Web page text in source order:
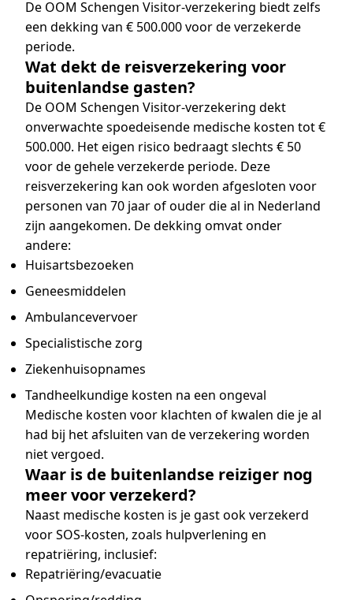
De OOM Schengen Visitor-verzekering biedt zelfs
een dekking van € 500.000 voor de verzekerde
periode.
Wat dekt de reisverzekering voor
buitenlandse gasten?
De OOM Schengen Visitor-verzekering dekt
onverwachte spoedeisende medische kosten tot €
500.000. Het eigen risico bedraagt slechts € 50
voor de gehele verzekerde periode. Deze
reisverzekering kan ook worden afgesloten voor
personen van 70 jaar of ouder die al in Nederland
zijn aangekomen. De dekking omvat onder
andere:
Huisartsbezoeken
Geneesmiddelen
Ambulancevervoer
Specialistische zorg
Ziekenhuisopnames
Tandheelkundige kosten na een ongeval
Medische kosten voor klachten of kwalen die je al
had bij het afsluiten van de verzekering worden
niet vergoed.
Waar is de buitenlandse reiziger nog
meer voor verzekerd?
Naast medische kosten is je gast ook verzekerd
voor SOS-kosten, zoals hulpverlening en
repatriëring, inclusief:
Repatriëring/evacuatie